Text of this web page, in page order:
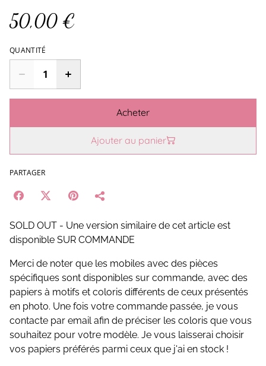
50,00 €
QUANTITÉ
Acheter
Ajouter au panier
PARTAGER
SOLD OUT - Une version similaire de cet article est
disponible SUR COMMANDE
Merci de noter que les mobiles avec des pièces
spécifiques sont disponibles sur commande, avec des
papiers à motifs et coloris différents de ceux présentés
en photo. Une fois votre commande passée, je vous
contacte par email afin de préciser les coloris que vous
souhaitez pour votre modèle. Je vous laisserai choisir
vos papiers préférés parmi ceux que j'ai en stock !